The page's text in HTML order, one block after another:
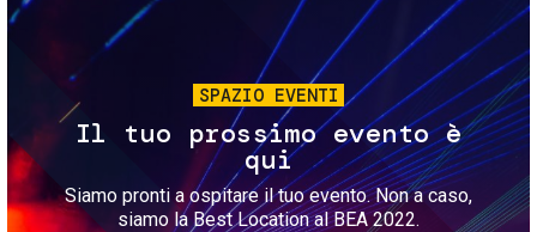
SPAZIO EVENTI
Il tuo prossimo evento è
qui
Siamo pronti a ospitare il tuo evento. Non a caso,
siamo la Best Location al BEA 2022.